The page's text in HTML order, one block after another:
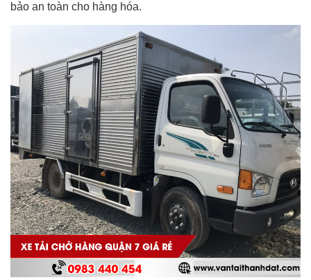
bảo an toàn cho hàng hóa.